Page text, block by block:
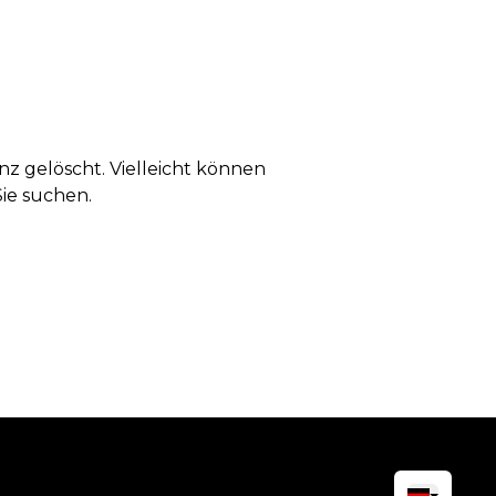
gelöscht. Vielleicht können
suchen.